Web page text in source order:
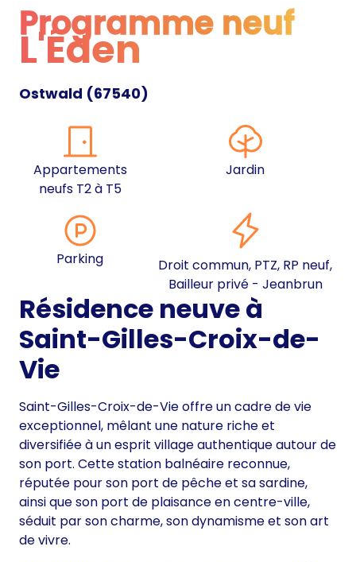
Programme neuf
Programme neuf
L'Éden
Ostwald (67540)
Appartements
neufs T2 à T5
Jardin
Parking
Droit commun, PTZ, RP neuf,
Bailleur privé - Jeanbrun
Résidence neuve à
Saint-Gilles-Croix-de-
Vie
Saint-Gilles-Croix-de-Vie offre un cadre de vie
exceptionnel, mêlant une nature riche et
diversifiée à un esprit village authentique autour de
son port. Cette station balnéaire reconnue,
réputée pour son port de pêche et sa sardine,
ainsi que son port de plaisance en centre-ville,
séduit par son charme, son dynamisme et son art
de vivre.